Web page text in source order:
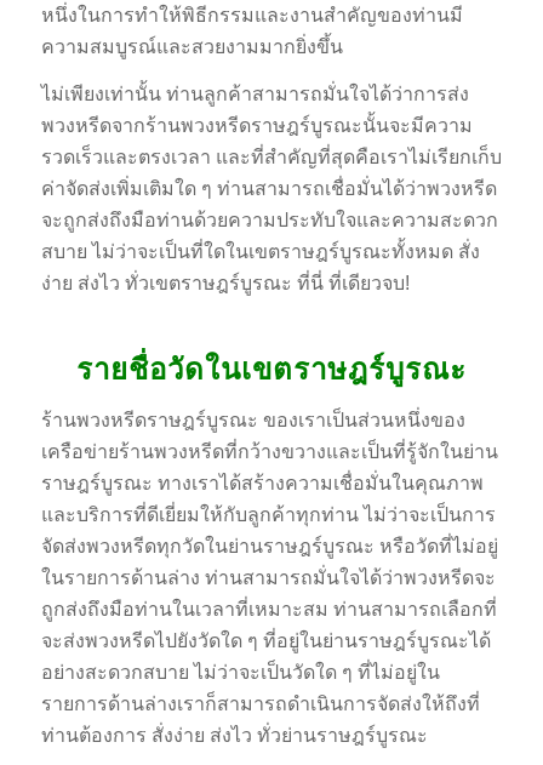
หนึ่งในการทำให้พิธีกรรมและงานสำคัญของท่านมี
ความสมบูรณ์และสวยงามมากยิ่งขึ้น
ไม่เพียงเท่านั้น ท่านลูกค้าสามารถมั่นใจได้ว่าการส่ง
พวงหรีดจากร้านพวงหรีดราษฎร์บูรณะนั้นจะมีความ
รวดเร็วและตรงเวลา และที่สำคัญที่สุดคือเราไม่เรียกเก็บ
ค่าจัดส่งเพิ่มเติมใด ๆ ท่านสามารถเชื่อมั่นได้ว่าพวงหรีด
จะถูกส่งถึงมือท่านด้วยความประทับใจและความสะดวก
สบาย ไม่ว่าจะเป็นที่ใดในเขตราษฎร์บูรณะทั้งหมด สั่ง
ง่าย ส่งไว ทั่วเขตราษฎร์บูรณะ ที่นี่ ที่เดียวจบ!
รายชื่อวัดในเขตราษฎร์บูรณะ
ร้านพวงหรีดราษฎร์บูรณะ ของเราเป็นส่วนหนึ่งของ
เครือข่ายร้านพวงหรีดที่กว้างขวางและเป็นที่รู้จักในย่าน
ราษฎร์บูรณะ ทางเราได้สร้างความเชื่อมั่นในคุณภาพ
และบริการที่ดีเยี่ยมให้กับลูกค้าทุกท่าน ไม่ว่าจะเป็นการ
จัดส่งพวงหรีดทุกวัดในย่านราษฎร์บูรณะ หรือวัดที่ไม่อยู่
ในรายการด้านล่าง ท่านสามารถมั่นใจได้ว่าพวงหรีดจะ
ถูกส่งถึงมือท่านในเวลาที่เหมาะสม ท่านสามารถเลือกที่
จะส่งพวงหรีดไปยังวัดใด ๆ ที่อยู่ในย่านราษฎร์บูรณะได้
อย่างสะดวกสบาย ไม่ว่าจะเป็นวัดใด ๆ ที่ไม่อยู่ใน
รายการด้านล่างเราก็สามารถดำเนินการจัดส่งให้ถึงที่
ท่านต้องการ สั่งง่าย ส่งไว ทั่วย่านราษฎร์บูรณะ